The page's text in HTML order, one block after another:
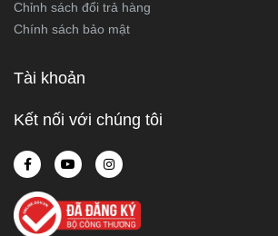
Chỉnh sách đổi trả hàng
Chính sách bảo mật
Tài khoản
Kết nối với chúng tôi